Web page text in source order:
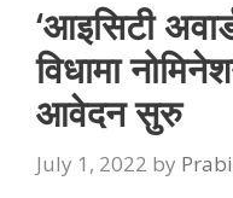
‘आइसिटी
विधामा
आवेदन सुरु
July 1, 2022 by